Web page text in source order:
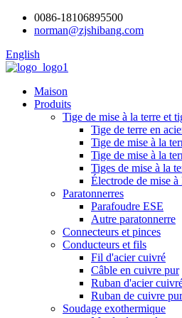
0086-18106895500
norman@zjshibang.com
English
Maison
Produits
Tige de mise à la terre et
Tige de terre en
Tige de mise à la
Tige de mise à la
Tiges de mise à la
Électrode de mise
Paratonnerres
Parafoudre ESE
Autre paratonnerre
Connecteurs et pinces
Conducteurs et fils
Fil d'acier cuivré
Câble en cuivre pur
Ruban d'acier
Ruban de cuivre pur
Soudage exothermique